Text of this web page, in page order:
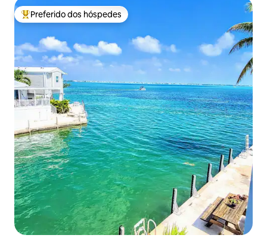
Entre os melhores preferidos dos hóspedes
Preferido dos hóspedes